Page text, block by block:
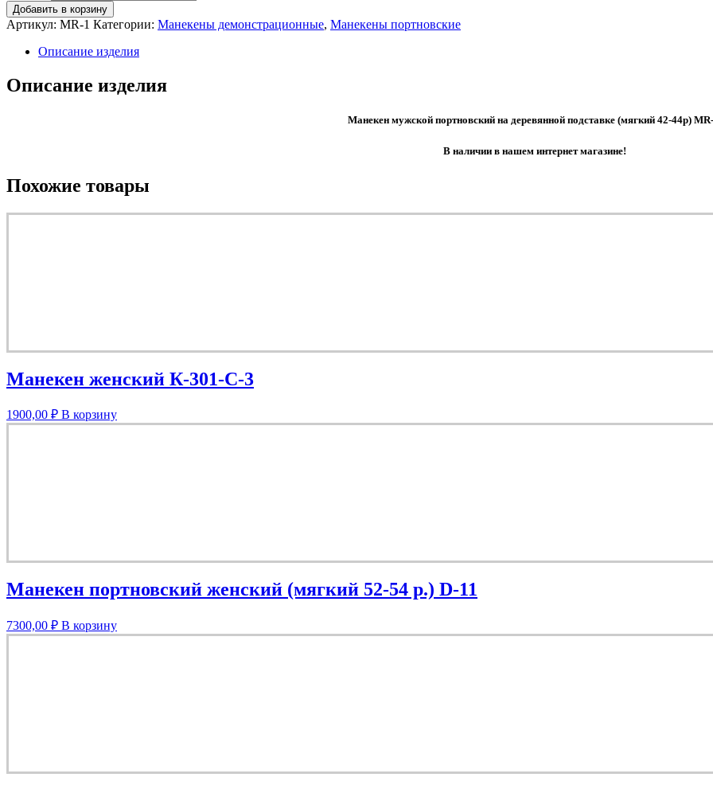
Добавить в корзину
Артикул: MR-1 Категории: Манекены демонстрационные, Манекены портновские
Описание изделия
Описание изделия
Манекен мужской портновский на деревянной подставке (мягкий 42-44р)
В наличии в нашем интернет магазине!
Похожие товары
Манекен женский К-301-С-3
1900,00 ₽ В корзину
Манекен портновский женский (мягкий 52-54 р.) D-11
7300,00 ₽ В корзину